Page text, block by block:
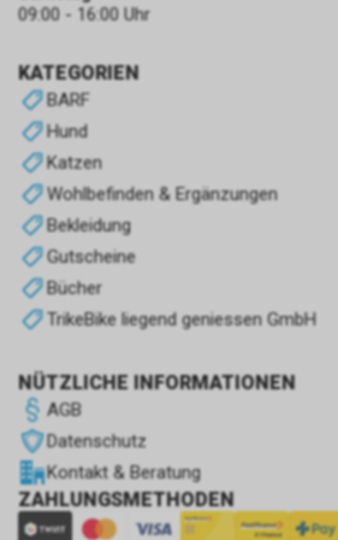
KATEGORIEN
BARF
Hund
Katzen
Wohlbefinden & Ergänzungen
Bekleidung
Gutscheine
Bücher
TrikeBike liegend geniessen GmbH
NÜTZLICHE INFORMATIONEN
AGB
Datenschutz
Kontakt & Beratung
ZAHLUNGSMETHODEN
09:00 - 16:00 Uhr